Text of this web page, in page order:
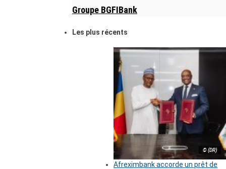
Groupe BGFIBank
Les plus récents
© (DR)
Afreximbank accorde un prêt de